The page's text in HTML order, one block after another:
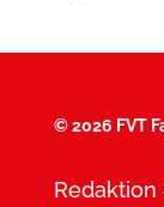
©2026 FVT